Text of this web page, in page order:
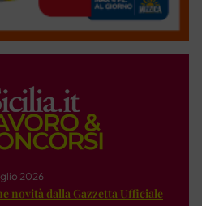
2026
novità dalla Gazzetta Ufficiale